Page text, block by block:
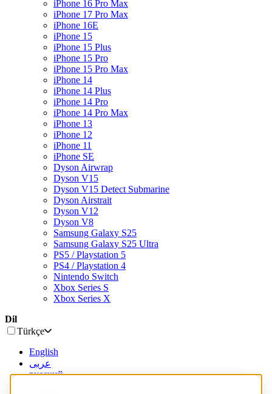
iPhone 16 Pro Max
iPhone 17 Pro Max
iPhone 16E
iPhone 15
iPhone 15 Plus
iPhone 15 Pro
iPhone 15 Pro Max
iPhone 14
iPhone 14 Plus
iPhone 14 Pro
iPhone 14 Pro Max
iPhone 13
iPhone 12
iPhone 11
iPhone SE
Dyson Airwrap
Dyson V15
Dyson V15 Detect Submarine
Dyson Airstrait
Dyson V12
Dyson V8
Samsung Galaxy S25
Samsung Galaxy S25 Ultra
PS5 / Playstation 5
PS4 / Playstation 4
Nintendo Switch
Xbox Series S
Xbox Series X
Dil
Türkçe
English
عربى
русский